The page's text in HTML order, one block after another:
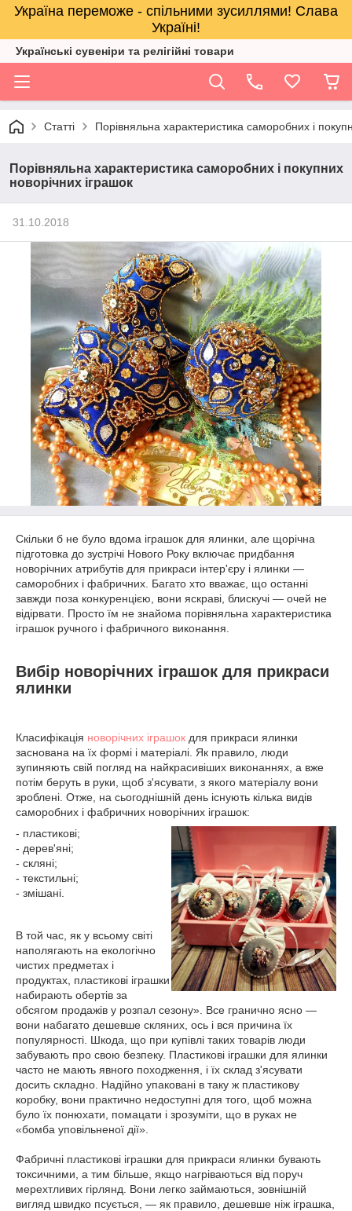
Україна переможе - спільними зусиллями! Слава
Україні!
Українські сувеніри та релігійнi товари
Статті Порівняльна характеристика саморобних і
Порівняльна характеристика саморобних і покупних
новорічних іграшок
31.10.2018
Скільки б не було вдома іграшок для ялинки, але щорічна
підготовка до зустрічі Нового Року включає придбання
новорічних атрибутів для прикраси інтер'єру і ялинки —
саморобних і фабричних. Багато хто вважає, що останні
завжди поза конкуренцією, вони яскраві, блискучі — очей не
відірвати. Просто їм не знайома порівняльна характеристика
іграшок ручного і фабричного виконання.
Вибір новорічних іграшок для прикраси
ялинки
Класифікація новорічних іграшок для прикраси ялинки
заснована на їх формі і матеріалі. Як правило, люди
зупиняють свій погляд на найкрасивіших виконаннях, а вже
потім беруть в руки, щоб з'ясувати, з якого матеріалу вони
зроблені. Отже, на сьогоднішній день існують кілька видів
саморобних і фабричних новорічних іграшок:
- пластикові;
- дерев'яні;
- скляні;
- текстильні;
- змішані.
В той час, як у всьому світі
наполягають на екологічно
чистих предметах і
продуктах, пластикові іграшки
набирають обертів за
обсягом продажів у розпал сезону». Все гранично ясно —
вони набагато дешевше скляних, ось і вся причина їх
популярності. Шкода, що при купівлі таких товарів люди
забувають про свою безпеку. Пластикові іграшки для ялинки
часто не мають явного походження, і їх склад з'ясувати
досить складно. Надійно упаковані в таку ж пластикову
коробку, вони практично недоступні для того, щоб можна
було їх понюхати, помацати і зрозуміти, що в руках не
«бомба уповільненої дії».
Фабричні пластикові іграшки для прикраси ялинки бувають
токсичними, а тим більше, якщо нагріваються від поруч
мерехтливих гірлянд. Вони легко займаються, зовнішній
вигляд швидко псується, — як правило, дешевше ніж іграшка,